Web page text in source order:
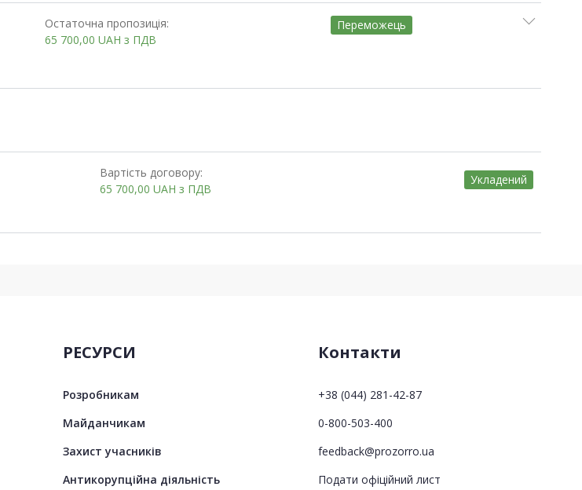
Остаточна пропозиція:
65 700,00 UAH з ПДВ
Переможець
Вартість договору:
65 700,00 UAH з ПДВ
Укладений
РЕСУРСИ
Розробникам
Майданчикам
Захист учасників
Антикорупційна діяльність
Контакти
+38 (044) 281-42-87
0-800-503-400
feedback@prozorro.ua
Подати офіційний лист